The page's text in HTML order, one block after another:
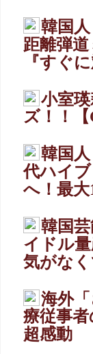
韓国
距離弾
『すぐ
小室
ズ！！【
韓国
代ハイ
へ！最大
韓国
イドル
気がな
海外
療従事
超感動